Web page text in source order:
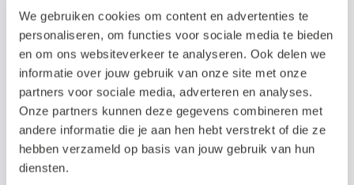
We gebruiken cookies om content en advertenties te
personaliseren, om functies voor sociale media te bieden
en om ons websiteverkeer te analyseren. Ook delen we
informatie over jouw gebruik van onze site met onze
partners voor sociale media, adverteren en analyses.
Onze partners kunnen deze gegevens combineren met
andere informatie die je aan hen hebt verstrekt of die ze
hebben verzameld op basis van jouw gebruik van hun
diensten.
Interesse in deze
koppeling?
Neem contact op via e-mailadres
info@olland.biz of telefoonnummer
06-34334478.